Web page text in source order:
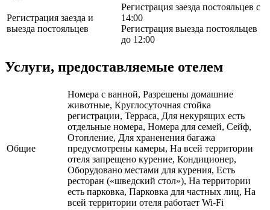
Регистрация заезда и
выезда постояльцев
Регистрация заезда постояльцев с
14:00
Регистрация выезда постояльцев
до 12:00
Услуги, предоставляемые отелем
Общие
Номера с ванной, Разрешены домашние
животные, Круглосуточная стойка
регистрации, Терраса, Для некурящих есть
отдельные номера, Номера для семей, Сейф,
Отопление, Для храненения багажа
предусмотрены камеры, На всей территории
отеля запрещено курение, Кондиционер,
Оборудовано местами для курения, Есть
ресторан («шведский стол»), На территории
есть парковка, Парковка для частных лиц, На
всей территории отеля работает Wi-Fi